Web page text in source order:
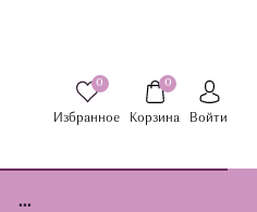
0
Избранное
0
Корзина Войти
...